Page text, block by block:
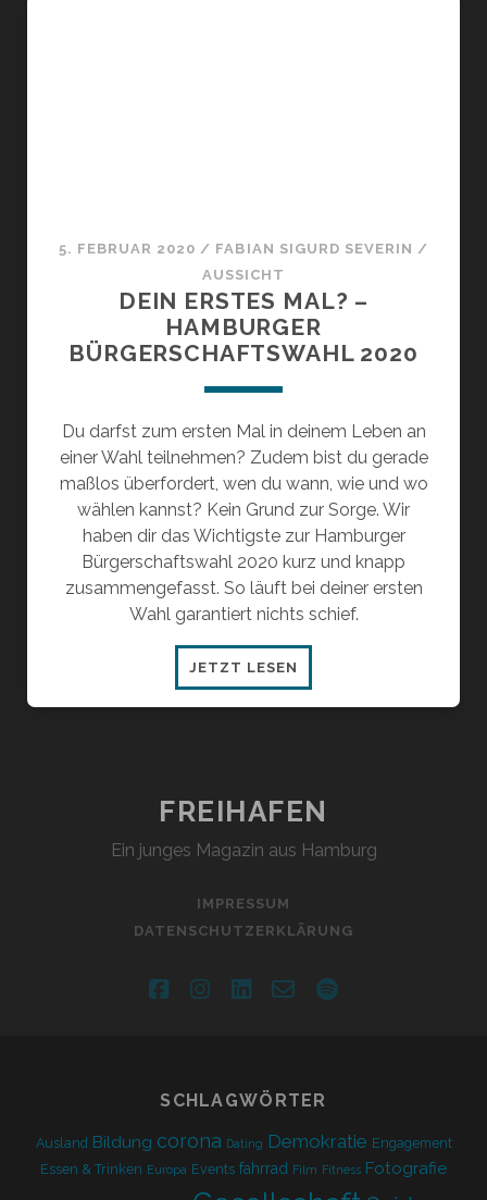
5. FEBRUAR 2020 / FABIAN SIGURD SEVERIN /
AUSSICHT
DEIN ERSTES MAL? –
HAMBURGER
BÜRGERSCHAFTSWAHL 2020
Du darfst zum ersten Mal in deinem Leben an
einer Wahl teilnehmen? Zudem bist du gerade
maßlos überfordert, wen du wann, wie und wo
wählen kannst? Kein Grund zur Sorge. Wir
haben dir das Wichtigste zur Hamburger
Bürgerschaftswahl 2020 kurz und knapp
zusammengefasst. So läuft bei deiner ersten
Wahl garantiert nichts schief.
JETZT LESEN
ERSTES
2020
FREIHAFEN
Ein junges Magazin aus Hamburg
IMPRESSUM
DATENSCHUTZERKLÄRUNG
facebookinstagram
linkedin
email-spotify
SCHLAGWÖRTER
Ausland Bildung corona Dating Demokratie Engagement
Essen & Trinken Europa Events fahrrad Film Fitness Fotografie